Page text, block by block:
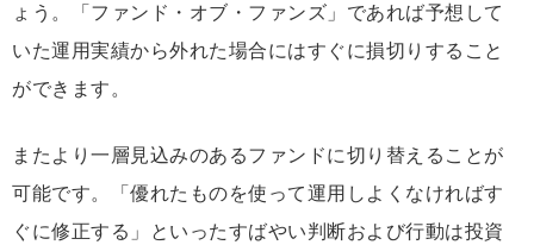
ょう。「ファンド・オブ・ファンズ」であれば予想して
いた運用実績から外れた場合にはすぐに損切りすること
ができます。
またより一層見込みのあるファンドに切り替えることが
可能です。「優れたものを使って運用しよくなければす
ぐに修正する」といったすばやい判断および行動は投資